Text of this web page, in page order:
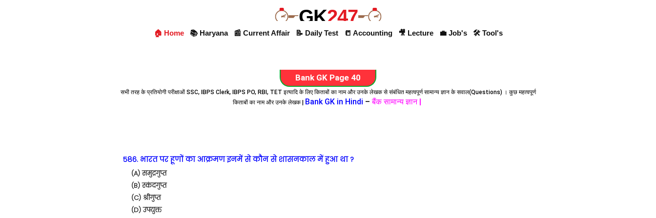
GK247
🏠 Home 📚 Haryana 📰 Current Affair 📝 Daily Test 📒 Accounting 🎥 Lecture 💼 Job's 🛠 Tool's
Bank GK Page 40
सभी तरह के प्रतियोगी परीक्षाओं SSC, IBPS Clerk, IBPS PO, RBI, TET इत्यादि के लिए किताबों का नाम और उनके लेखक से संबंधित महत्वपूर्ण सामान्य ज्ञान के सवाल(Questions) । कुछ महत्वपूर्ण
किताबों का नाम और उनके लेखक | Bank GK in Hindi –बैंक सामान्य ज्ञान |
586. भारत पर हूणों का आक्रमण इनमें से कौन से शासनकाल में हुआ था ?
(A) समुद्रगुप्त
(B) स्कंदगुप्त
(C) श्रीगुप्त
(D) उपयुक्त